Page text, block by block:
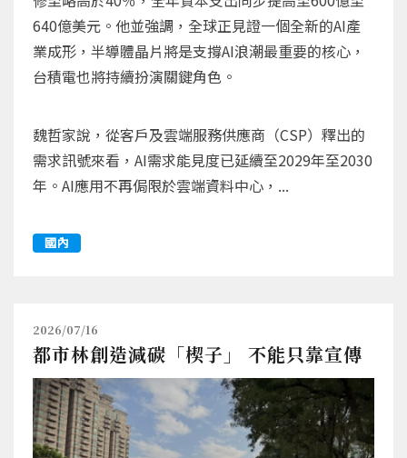
640億美元。他並強調，全球正見證一個全新的AI產
業成形，半導體晶片將是支撐AI浪潮最重要的核心，
台積電也將持續扮演關鍵角色。
魏哲家說，從客戶及雲端服務供應商（CSP）釋出的
需求訊號來看，AI需求能見度已延續至2029年至2030
年。AI應用不再侷限於雲端資料中心，...
國內
2026/07/16
都市林創造減碳「楔子」 不能只靠宣傳